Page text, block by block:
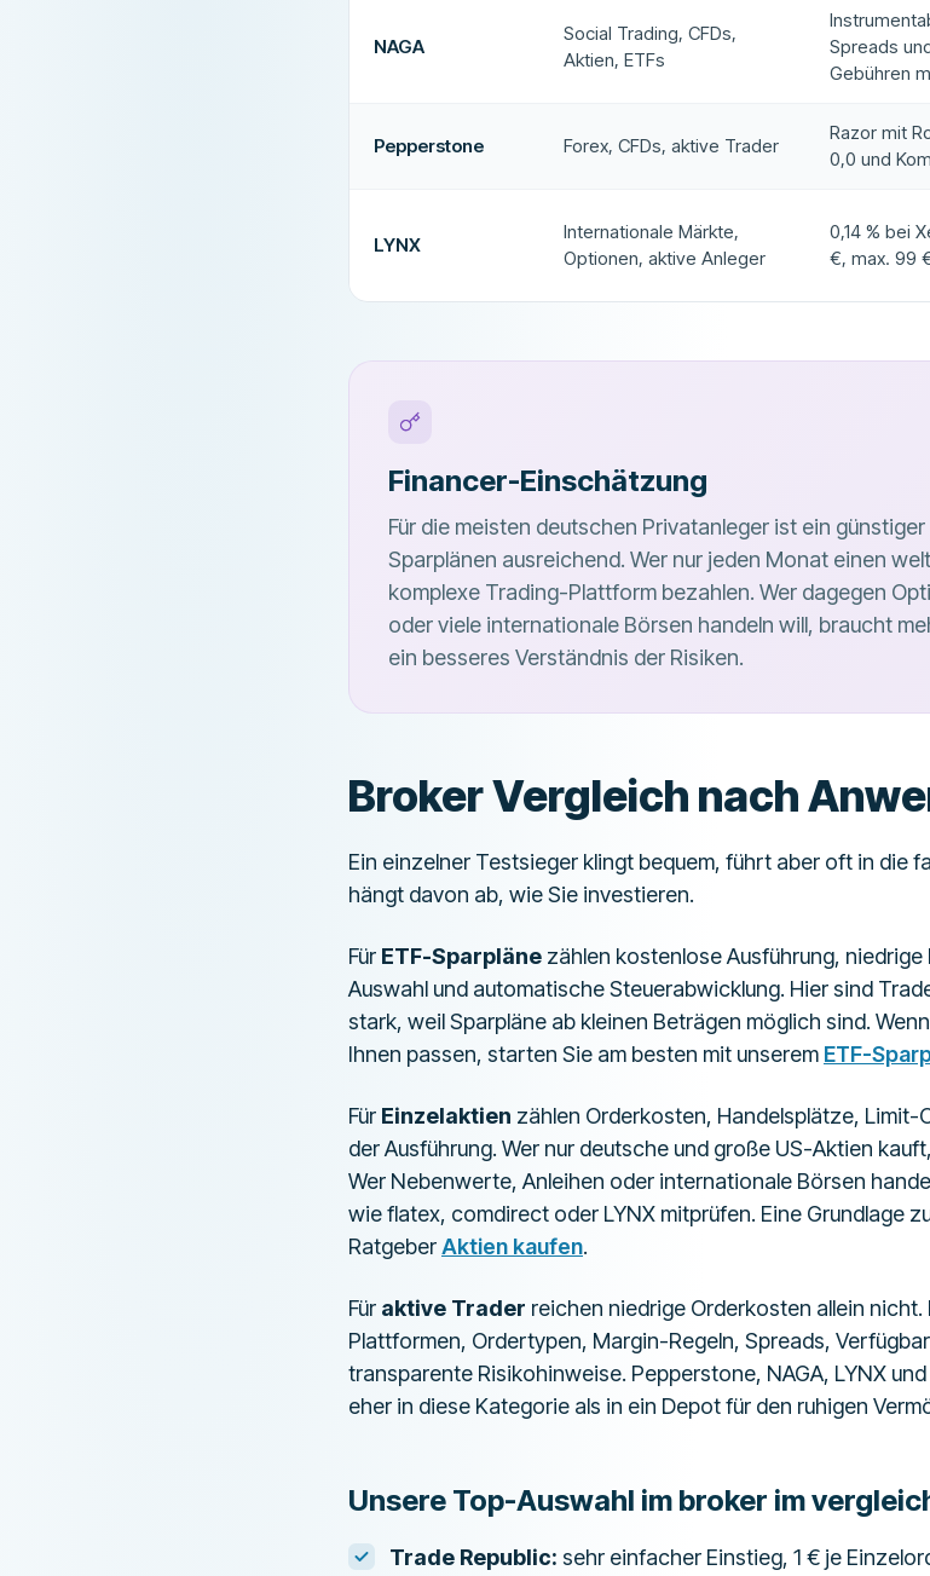
NAGA
Social Trading, CFDs,
Aktien, ETFs
Spreads
Gebühren
Pepperstone Forex, CFDs, aktive Trader
Razor mit
0,0 und
LYNX
Internationale Märkte,
Optionen, aktive Anleger
0,14 % bei
€, max. 99
Financer-Einschätzung
Für die meisten deutschen Privatanleger ist ein
Sparplänen ausreichend. Wer nur jeden Monat einen
komplexe Trading-Plattform bezahlen. Wer dagegen
oder viele internationale Börsen handeln will, braucht
ein besseres Verständnis der Risiken.
Broker Vergleich nach
Ein einzelner Testsieger klingt bequem, führt aber oft in die
hängt davon ab, wie Sie investieren.
Für ETF-Sparpläne zählen kostenlose Ausführung,
Auswahl und automatische Steuerabwicklung. Hier sind
stark, weil Sparpläne ab kleinen Beträgen möglich sind.
Ihnen passen, starten Sie am besten mit unserem ETF-
Für Einzelaktien zählen Orderkosten, Handelsplätze,
der Ausführung. Wer nur deutsche und große US-Aktien
Wer Nebenwerte, Anleihen oder internationale Börsen
wie flatex, comdirect oder LYNX mitprüfen. Eine Grundlage
RatgeberAktien kaufen.
Für aktive Trader reichen niedrige Orderkosten allein
Plattformen, Ordertypen, Margin-Regeln, Spreads,
transparente Risikohinweise. Pepperstone, NAGA, LYNX
eher in diese Kategorie als in ein Depot für den ruhigen
Unsere Top-Auswahl im broker im
Trade Republic: sehr einfacher Einstieg, 1 € je